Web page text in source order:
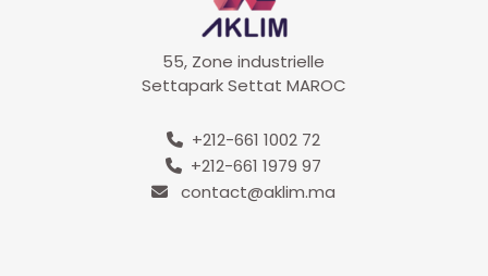
55, Zone industrielle
Settapark Settat MAROC
+212-661 1002 72
+212-661 1979 97
contact@aklim.ma